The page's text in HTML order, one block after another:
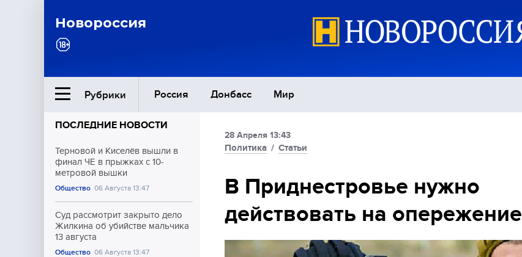
Новороссия
Рубрики Россия Донбасс Мир
Ближний Восток
Общество
Экономика
Культура
Спорт
ПОСЛЕДНИЕ НОВОСТИ
Терновой и Киселёв вышли в
финал ЧЕ в прыжках с 10-
метровой вышки
Общество 06 Августа 13:47
Суд рассмотрит закрыто дело
Жилкина об убийстве мальчика
13 августа
Общество 06 Августа 13:47
28 Апреля 13:43
Политика / Статьи
В Приднестровье нужно
действовать на опережение